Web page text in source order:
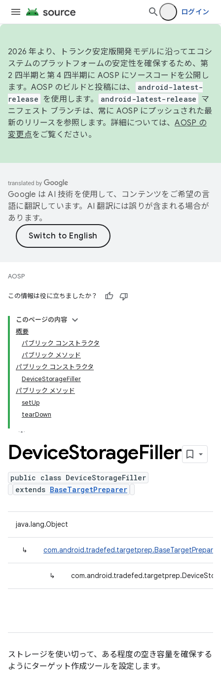
ログイン
2026 年より、トランク安定版開発モデルに沿ってエコシ
ステムのプラットフォームの安定性を確保するため、第
2 四半期と第 4 四半期に AOSP にソースコードを公開し
ます。AOSP のビルドと投稿には、
android-latest-
release
を使用します。 android-latest-release
マ
ニフェスト ブランチは、常に AOSP にプッシュされた最
新のリリースを参照します。詳細については、AOSP の
変更点をご覧ください。
Google は AI 技術を使用して、コンテンツをご希望の言
語に翻訳しています。AI 翻訳には誤りが含まれる場合が
あります。
AOSP
この情報は役に立ちましたか？
このページの内容
概要
パブリック コンストラクタ
パブリック メソッド
パブリック コンストラクタ
DeviceStorageFiller
パブリック メソッド
setUp
tearDown
DeviceStorageFiller
public class DeviceStorageFiller
extends BaseTargetPreparer
java.lang.Object
↳ com.android.tradefed.targetprep.BaseTargetPreparer
↳
ストレージを使い切って、ある程度の空き容量を確保する
ようにターゲット作成ツールを設定します。